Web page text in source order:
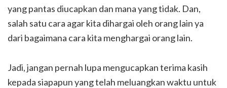
yang pantas diucapkan dan mana yang tidak. Dan,
salah satu cara agar kita dihargai oleh orang lain ya
dari bagaimana cara kita menghargai orang lain.
Jadi, jangan pernah lupa mengucapkan terima kasih
kepada siapapun yang telah meluangkan waktu untuk